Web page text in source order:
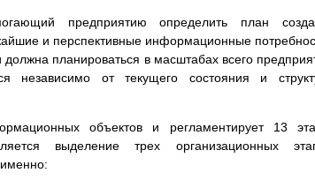
предприятию определить план
и перспективные информационные
планироваться в масштабах всего
независимо от текущего состояния и
объектов и регламентирует 13
выделение трех организационных